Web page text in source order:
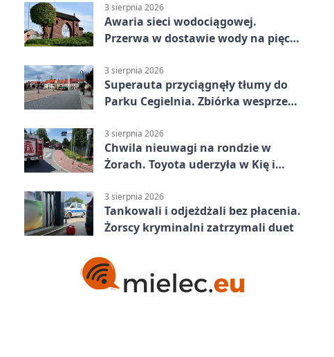
3 sierpnia 2026
Awaria sieci wodociągowej.
Przerwa w dostawie wody na pięciu
3 sierpnia 2026
Superauta przyciągnęły tłumy do
Parku Cegielnia. Zbiórka wesprze
3 sierpnia 2026
Chwila nieuwagi na rondzie w
Żorach. Toyota uderzyła w Kię i
3 sierpnia 2026
Tankowali i odjeżdżali bez płacenia.
Żorscy kryminalni zatrzymali duet